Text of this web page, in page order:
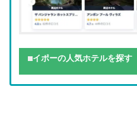
イポーの人気ホテルを探す